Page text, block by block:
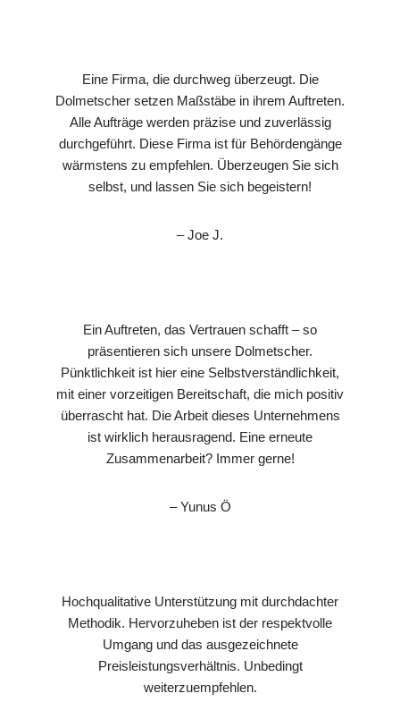
Eine Firma, die durchweg überzeugt. Die
Dolmetscher setzen Maßstäbe in ihrem Auftreten.
Alle Aufträge werden präzise und zuverlässig
durchgeführt. Diese Firma ist für Behördengänge
wärmstens zu empfehlen. Überzeugen Sie sich
selbst, und lassen Sie sich begeistern!
– Joe J.
Ein Auftreten, das Vertrauen schafft – so
präsentieren sich unsere Dolmetscher.
Pünktlichkeit ist hier eine Selbstverständlichkeit,
mit einer vorzeitigen Bereitschaft, die mich positiv
überrascht hat. Die Arbeit dieses Unternehmens
ist wirklich herausragend. Eine erneute
Zusammenarbeit? Immer gerne!
– Yunus Ö
Hochqualitative Unterstützung mit durchdachter
Methodik. Hervorzuheben ist der respektvolle
Umgang und das ausgezeichnete
Preisleistungsverhältnis. Unbedingt
weiterzuempfehlen.